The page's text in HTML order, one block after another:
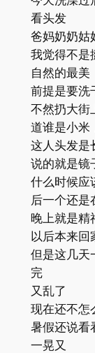
看头发
爸妈奶奶姑
我觉得不是
自然的最美
前提是要洗
不然扔大街
道谁是小米
这人头发是
说的就是镜
什么时候应
后一个还是
晚上就是精
以后本来回
但是这几天
完
又乱了
现在还不怎
暑假还说看
一晃又